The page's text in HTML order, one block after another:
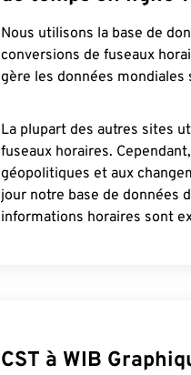
Nous utilisons la base de
conversions de fuseaux
gère les données mondiales
La plupart des autres sites
fuseaux horaires.
géopolitiques et aux
jour notre base de données
informations horaires sont
CST à WIB